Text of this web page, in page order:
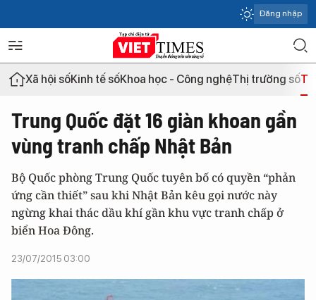
Đăng nhập
Xã hội sốKinh tế sốKhoa học - Công nghệThị trường số
Trung Quốc đặt 16 giàn khoan gần
vùng tranh chấp Nhật Bản
Bộ Quốc phòng Trung Quốc tuyên bố có quyền “phản
ứng cần thiết” sau khi Nhật Bản kêu gọi nước này
ngừng khai thác dầu khí gần khu vực tranh chấp ở
biển Hoa Đông.
23/07/2015 03:00